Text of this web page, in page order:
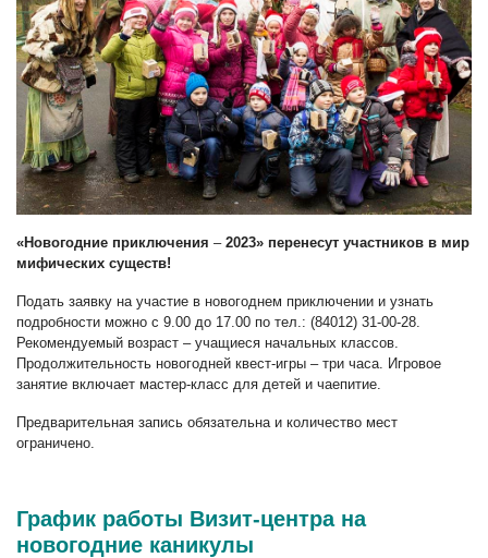
«Новогодние приключения –2023» перенесут участников в мир
мифических существ!
Подать заявку на участие в новогоднем приключении и узнать
подробности можно с 9.00 до 17.00 по тел.: (84012) 31-00-28.
Рекомендуемый возраст – учащиеся начальных классов.
Продолжительность новогодней квест-игры – три часа. Игровое
занятие включает мастер-класс для детей и чаепитие.
Предварительная запись обязательна и количество мест
ограничено.
График работы Визит-центра на
новогодние каникулы